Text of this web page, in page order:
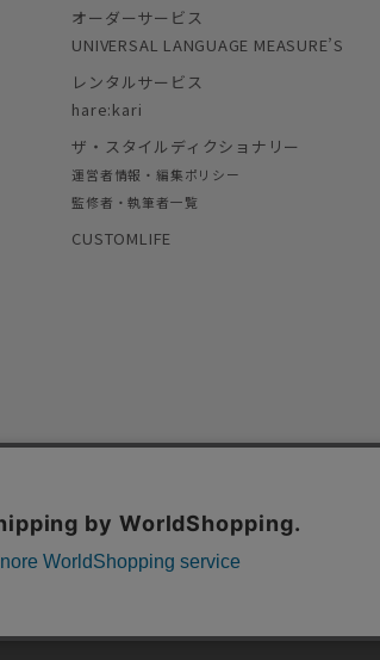
オーダーサービス
UNIVERSAL LANGUAGE MEASURE’S
レンタルサービス
hare:kari
ザ・スタイルディクショナリー
運営者情報・編集ポリシー
監修者・執筆者一覧
CUSTOMLIFE
TRADING Co.,Ltd. All Rights Reserved
してCookieを使用しています。